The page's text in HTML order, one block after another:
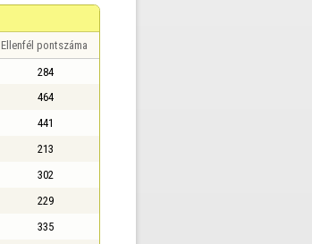
Ellenfél pontszáma
284
464
441
213
302
229
335